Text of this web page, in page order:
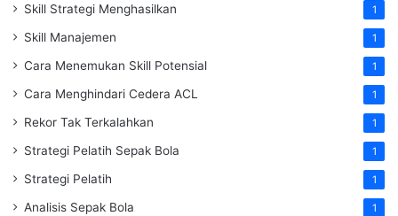
Skill Strategi Menghasilkan 1
Skill Manajemen 1
Cara Menemukan Skill Potensial 1
Cara Menghindari Cedera ACL 1
Rekor Tak Terkalahkan 1
Strategi Pelatih Sepak Bola 1
Strategi Pelatih 1
Analisis Sepak Bola 1